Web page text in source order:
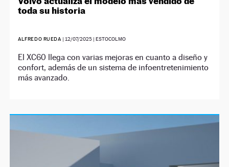
toda su historia
ALFREDO RUEDA | 12/07/2025| ESTOCOLMO
El XC60 llega con varias mejoras en cuanto a diseño y
confort, además de un sistema de infoentretenimiento
más avanzado.